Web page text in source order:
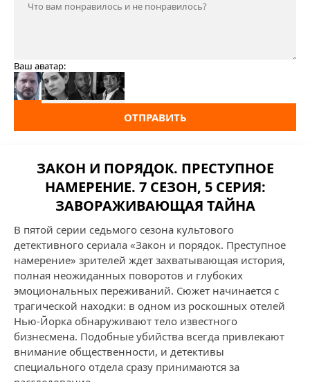
Ваш аватар:
ОТПРАВИТЬ
ЗАКОН И ПОРЯДОК. ПРЕСТУПНОЕ
НАМЕРЕНИЕ. 7 СЕЗОН, 5 СЕРИЯ:
ЗАВОРАЖИВАЮЩАЯ ТАЙНА
В пятой серии седьмого сезона культового
детективного сериала «Закон и порядок. Преступное
намерение» зрителей ждет захватывающая история,
полная неожиданных поворотов и глубоких
эмоциональных переживаний. Сюжет начинается с
трагической находки: в одном из роскошных отелей
Нью-Йорка обнаруживают тело известного
бизнесмена. Подобные убийства всегда привлекают
внимание общественности, и детективы
специального отдела сразу принимаются за